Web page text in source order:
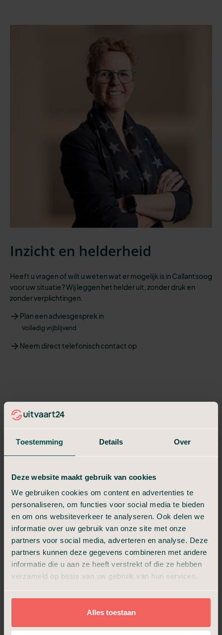
Toestemming Details Over
Deze website maakt gebruik van cookies
We gebruiken cookies om content en advertenties te
personaliseren, om functies voor social media te bieden
en om ons websiteverkeer te analyseren. Ook delen we
informatie over uw gebruik van onze site met onze
partners voor social media, adverteren en analyse. Deze
partners kunnen deze gegevens combineren met andere
informatie die u aan ze heeft verstrekt of die ze hebben
verzameld op basis van uw gebruik van hun services.
Alles toestaan
Inzicht en helderheid
Heeft u vragen of wilt u weten wat er mogelijk is in Callantsoog
voor uw situatie? Wij leggen het helder uit, zonder druk en
zonder verplichtingen.
Plan een adviesgesprek in
Volledig vrijblijvend
Neem direct telefonisch contact op
Beoordeeld met een 9,6.
Ervaringen van anderen in
Callantsoog
uitleg, helderheid en begeleiding. Uitvaart24 is landelijk het
best beoordeeld als uitvaartverzorger, op basis van meer dan
2.250 reviews.
Respectvol
Netjes en goed verzorgd, mooi eerbetoon
aan mijn vader ,bij aankomst crematorium Ik
wil daar ook Angelique Fossen heel hartelijk